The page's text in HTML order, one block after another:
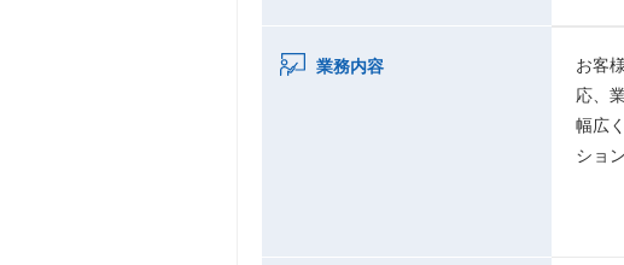
業務内容
お客
応、
幅広
ショ